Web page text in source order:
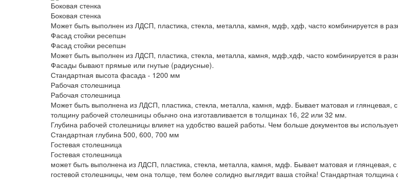
Боковая стенка
Боковая стенка
Может быть выполнен из ЛДСП, пластика, стекла, металла, камня, мдф, хдф, часто комбинируется в
Фасад стойки ресепшн
Фасад стойки ресепшн
Может быть выполнен из ЛДСП, пластика, стекла, металла, камня, мдф,хдф, часто комбинируется в
Фасады бывают прямые или гнутые (радиусные).
Стандартная высота фасада - 1200 мм
Рабочая столешница
Рабочая столешница
Может быть выполнена из ЛДСП, пластика, стекла, металла, камня, мдф. Бывает матовая и глянцевая,
толщину рабочей столешницы обычно она изготавливается в толщинах 16, 22 или 32 мм.
Глубина рабочей столешницы влияет на удобство вашей работы. Чем больше документов вы
Стандартная глубина 500, 600, 700 мм
Гостевая столешница
Гостевая столешница
может быть выполнена из ЛДСП, пластика, стекла, металла, камня, мдф. Бывает матовая и глянцевая,
гостевой столешницы, чем она толще, тем более солидно выглядит ваша стойка! Стандартная